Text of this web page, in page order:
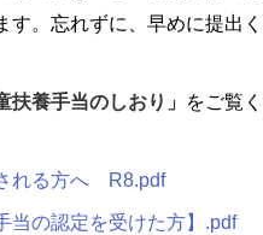
。忘れずに、早めに提出く
扶養手当のしおり」
をご覧く
れる方へ R8.pdf
当の認定を受けた方】.pdf